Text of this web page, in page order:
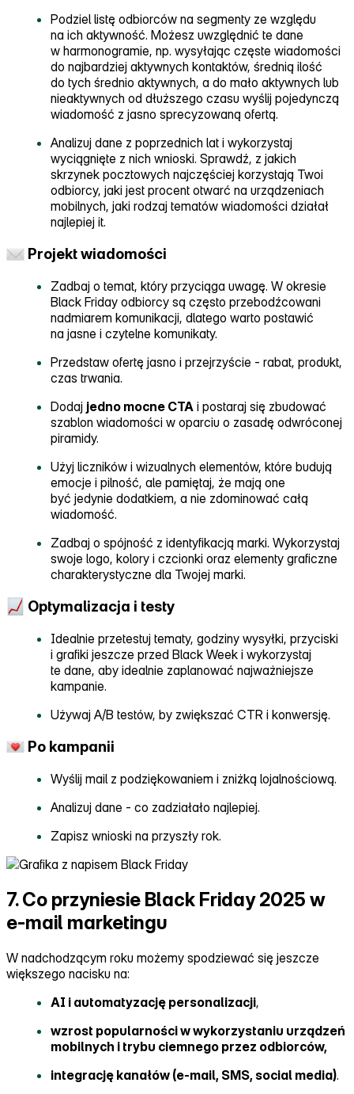
Podziel listę odbiorców na segmenty ze względu
na ich aktywność. Możesz uwzględnić te dane
w harmonogramie, np. wysyłając częste wiadomości
do najbardziej aktywnych kontaktów, średnią ilość
do tych średnio aktywnych, a do mało aktywnych lub
nieaktywnych od dłuższego czasu wyślij pojedynczą
wiadomość z jasno sprecyzowaną ofertą.
Analizuj dane z poprzednich lat i wykorzystaj
wyciągnięte z nich wnioski. Sprawdź, z jakich
skrzynek pocztowych najczęściej korzystają Twoi
odbiorcy, jaki jest procent otwarć na urządzeniach
mobilnych, jaki rodzaj tematów wiadomości działał
najlepiej it.
Projekt wiadomości
Zadbaj o temat, który przyciąga uwagę. W okresie
Black Friday odbiorcy są często przebodźcowani
nadmiarem komunikacji, dlatego warto postawić
na jasne i czytelne komunikaty.
Przedstaw ofertę jasno i przejrzyście ‑ rabat, produkt,
czas trwania.
Dodaj jedno mocne CTA i postaraj się zbudować
szablon wiadomości w oparciu o zasadę odwróconej
piramidy.
Użyj liczników i wizualnych elementów, które budują
emocje i pilność, ale pamiętaj, że mają one
być jedynie dodatkiem, a nie zdominować całą
wiadomość.
Zadbaj o spójność z identyfikacją marki. Wykorzystaj
swoje logo, kolory i czcionki oraz elementy graficzne
charakterystyczne dla Twojej marki.
Optymalizacja i testy
Idealnie przetestuj tematy, godziny wysyłki, przyciski
i grafiki jeszcze przed Black Week i wykorzystaj
te dane, aby idealnie zaplanować najważniejsze
kampanie.
Używaj A/B testów, by zwiększać CTR i konwersję.
Po kampanii
Wyślij mail z podziękowaniem i zniżką lojalnościową.
Analizuj dane ‑ co zadziałało najlepiej.
Zapisz wnioski na przyszły rok.
7. Co przyniesie Black Friday 2025 w
e-mail marketingu
W nadchodzącym roku możemy spodziewać się jeszcze
większego nacisku na:
AI i automatyzację personalizacji,
wzrost popularności w wykorzystaniu urządzeń
mobilnych i trybu ciemnego przez odbiorców,
integrację kanałów (e‑mail, SMS, social media).